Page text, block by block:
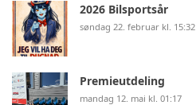
2026 Bilsportsår
søndag 22. februar kl. 15:32
Premieutdeling
mandag 12. mai kl. 01:17